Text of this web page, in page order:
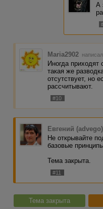
А
Maria2902
Иногда
такая же
отсутствует, но
рассчитывают.
#10
Евгений (advego)
Не открывайте
базовые
Тема закрыта.
#11
Тема закрыта